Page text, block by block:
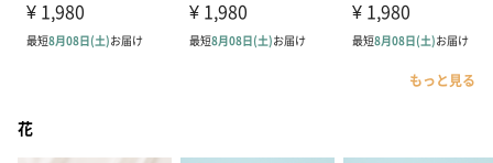
もっと見る
花